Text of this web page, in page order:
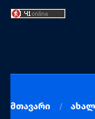
მთავარი